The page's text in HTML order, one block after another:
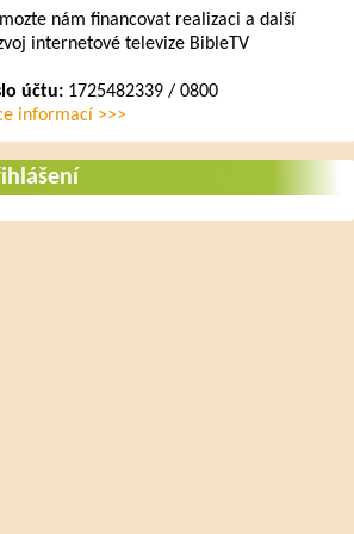
nám financovat realizaci a další
internetové televize BibleTV
účtu:1725482339 / 0800
informací >>>